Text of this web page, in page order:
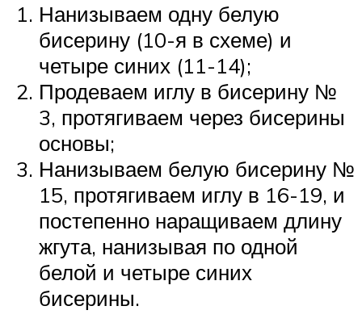
Нанизываем одну белую
бисерину (10-я в схеме) и
четыре синих (11-14);
Продеваем иглу в бисерину №
3, протягиваем через бисерины
основы;
Нанизываем белую бисерину №
15, протягиваем иглу в 16-19, и
постепенно наращиваем длину
жгута, нанизывая по одной
белой и четыре синих
бисерины.